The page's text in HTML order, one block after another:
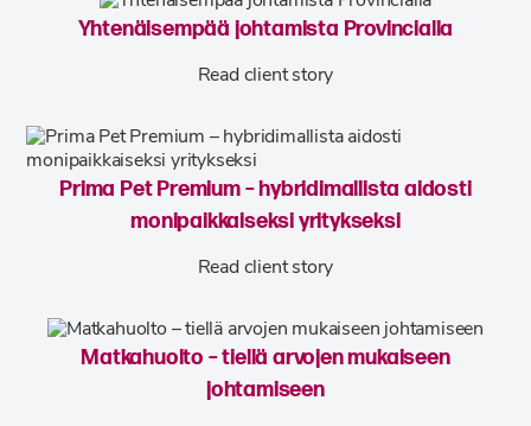
Yhtenäisempää johtamista Provincialla
Read client story
Prima Pet Premium – hybridimallista aidosti
monipaikkaiseksi yritykseksi
Read client story
Matkahuolto – tiellä arvojen mukaiseen
johtamiseen